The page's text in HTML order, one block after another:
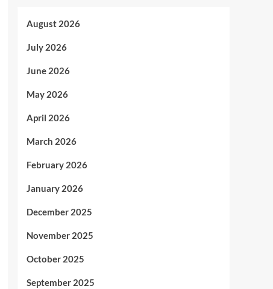
August 2026
July 2026
June 2026
May 2026
April 2026
March 2026
February 2026
January 2026
December 2025
November 2025
October 2025
September 2025